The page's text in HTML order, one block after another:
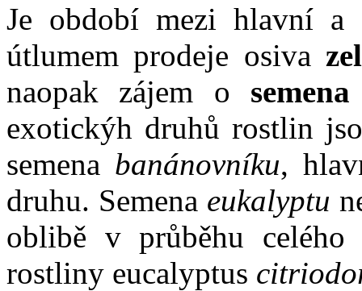
Je období mezi hlavní a
útlumem prodeje osiva
naopak zájem o
exotickýh druhů rostlin
semena banánovníku,
druhu. Semena eukalyptu
oblibě v průběhu
rostliny eucalyptus